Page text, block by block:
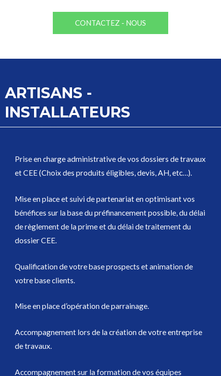
CONTACTEZ - NOUS
ARTISANS -
INSTALLATEURS
Prise en charge administrative de vos dossiers de travaux
et CEE (Choix des produits éligibles, devis, AH, etc…).
Mise en place et suivi de partenariat en optimisant vos
bénéfices sur la base du préfinancement possible, du délai
de règlement de la prime et du délai de traitement du
dossier CEE.
Qualification de votre base prospects et animation de
votre base clients.
Mise en place d’opération de parrainage.
Accompagnement lors de la création de votre entreprise
de travaux.
Accompagnement sur la formation de vos équipes